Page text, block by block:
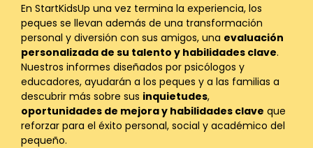
En StartKidsUp una vez termina la experiencia, los
peques se llevan además de una transformación
personal y diversión con sus amigos, una evaluación
personalizada de su talento y habilidades clave.
Nuestros informes diseñados por psicólogos y
educadores, ayudarán a los peques y a las familias a
descubrir más sobre sus inquietudes,
oportunidades de mejora y habilidades clave que
reforzar para el éxito personal, social y académico del
pequeño.